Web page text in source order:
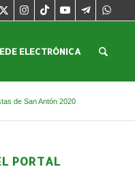
ELECTRÓNICA
de San Antón 2020
PORTAL